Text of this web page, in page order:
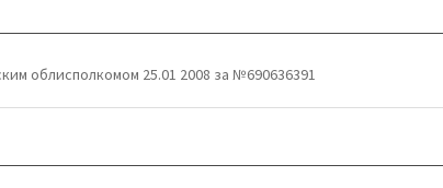
облисполкомом 25.01 2008 за №690636391